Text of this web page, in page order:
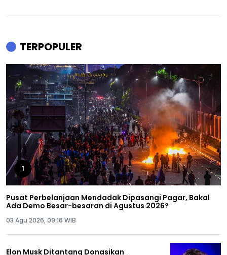
TERPOPULER
1
Pusat Perbelanjaan Mendadak Dipasangi Pagar, Bakal
Ada Demo Besar-besaran di Agustus 2026?
03 Agu 2026, 09:16 WIB
Elon Musk Ditantang Donasikan